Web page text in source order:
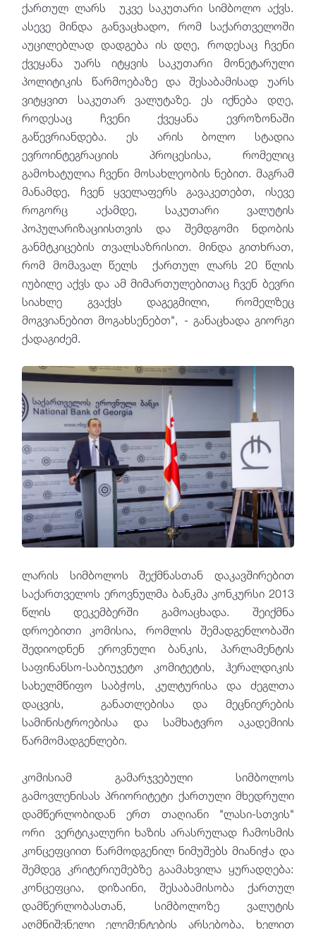
ქართულ ლარს უკვე საკუთარი სიმბოლო აქვს.
ასევე მინდა განვაცხადო, რომ საქართველოში
აუცილებლად დადგება ის დღე, როდესაც ჩვენი
ქვეყანა უარს იტყვის საკუთარი მონეტარული
პოლიტიკის წარმოებაზე და შესაბამისად უარს
ვიტყვით საკუთარ ვალუტაზე. ეს იქნება დღე,
როდესაც ჩვენი ქვეყანა ევროზონაში
გაწევრიანდება. ეს არის ბოლო სტადია
ევროინტეგრაციის პროცესისა, რომელიც
გამოხატულია ჩვენი მოსახლეობის ნებით. მაგრამ
მანამდე, ჩვენ ყველაფერს გავაკეთებთ, ისევე
როგორც აქამდე, საკუთარი ვალუტის
პოპულარიზაციისთვის და შემდგომი ნდობის
განმტკიცების თვალსაზრისით. მინდა გითხრათ,
რომ მომავალ წელს ქართულ ლარს 20 წლის
იუბილე აქვს და ამ მიმართულებითაც ჩვენ ბევრი
სიახლე გვაქვს დაგეგმილი, რომელზეც
მოგვიანებით მოგახსენებთ", - განაცხადა გიორგი
ქადაგიძემ.
ლარის სიმბოლოს შექმნასთან დაკავშირებით
საქართველოს ეროვნულმა ბანკმა კონკურსი 2013
წლის დეკემბერში გამოაცხადა. შეიქმნა
დროებითი კომისია, რომლის შემადგენლობაში
შედიოდნენ ეროვნული ბანკის, პარლამენტის
საფინანსო-საბიუჯეტო კომიტეტის, ჰერალდიკის
სახელმწიფო საბჭოს, კულტურისა და ძეგლთა
დაცვის, განათლებისა და მეცნიერების
სამინისტროებისა და სამხატვრო აკადემიის
წარმომადგენლები.
კომისიამ გამარჯვებული სიმბოლოს
გამოვლენისას პრიორიტეტი ქართული მხედრული
დამწერლობიდან ერთ თაღიანი "ლასი-სთვის"
ორი ვერტიკალური ხაზის არასრულად ჩამოსმის
კონცეფციით წარმოდგენილ ნიმუშებს მიანიჭა და
შემდეგ კრიტერიუმებზე გაამახვილა ყურადღება:
კონცეფცია, დიზაინი, შესაბამისობა ქართულ
დამწერლობასთან, სიმბოლოზე ვალუტის
აღმნიშვნელი ელემენტების არსებობა, ხელით